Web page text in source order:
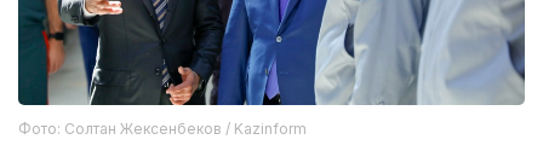
Фото: Солтан Жексенбеков / Kazinform